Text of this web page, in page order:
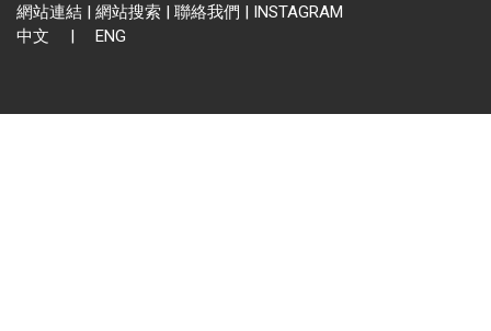
網站連結 | 網站搜索 | 聯絡我們 | INSTAGRAM
中文
| ENG